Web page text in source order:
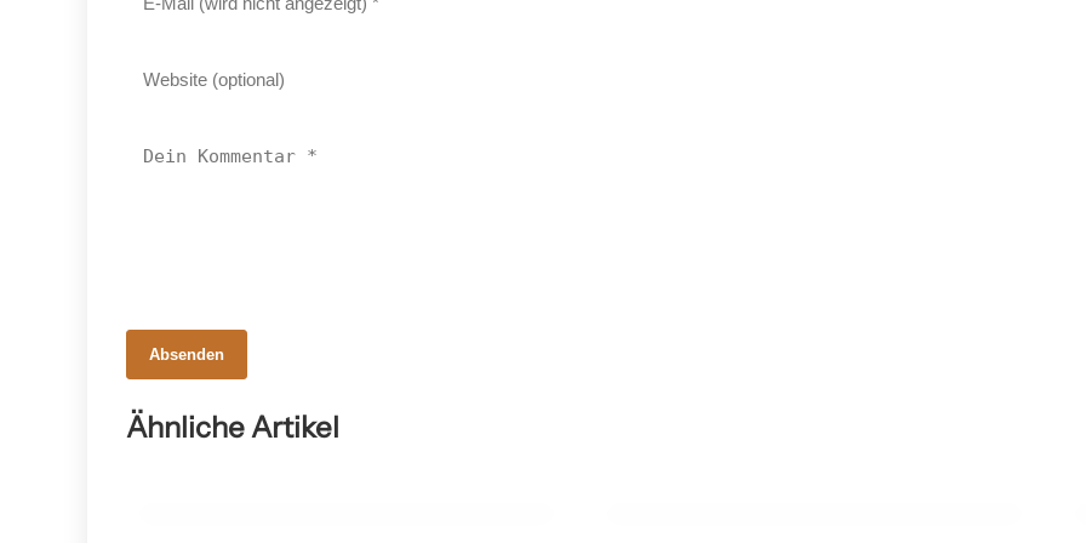
Absenden
Ähnliche Artikel
18. Februar 2026
Meaningful Brands 2025: 78 Prozent